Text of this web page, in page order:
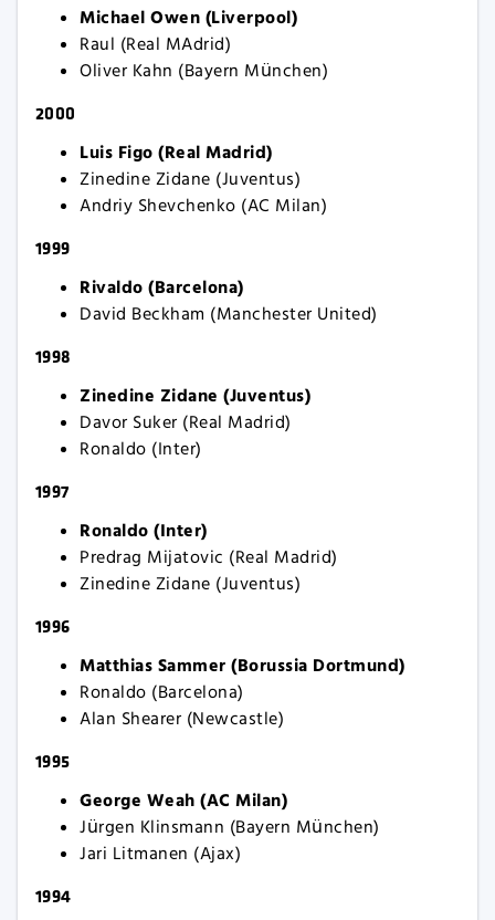
Michael Owen (Liverpool)
Raul (Real MAdrid)
Oliver Kahn (Bayern München)
2000
Luis Figo (Real Madrid)
Zinedine Zidane (Juventus)
Andriy Shevchenko (AC Milan)
1999
Rivaldo (Barcelona)
David Beckham (Manchester United)
1998
Zinedine Zidane (Juventus)
Davor Suker (Real Madrid)
Ronaldo (Inter)
1997
Ronaldo (Inter)
Predrag Mijatovic (Real Madrid)
Zinedine Zidane (Juventus)
1996
Matthias Sammer (Borussia Dortmund)
Ronaldo (Barcelona)
Alan Shearer (Newcastle)
1995
George Weah (AC Milan)
Jürgen Klinsmann (Bayern München)
Jari Litmanen (Ajax)
1994